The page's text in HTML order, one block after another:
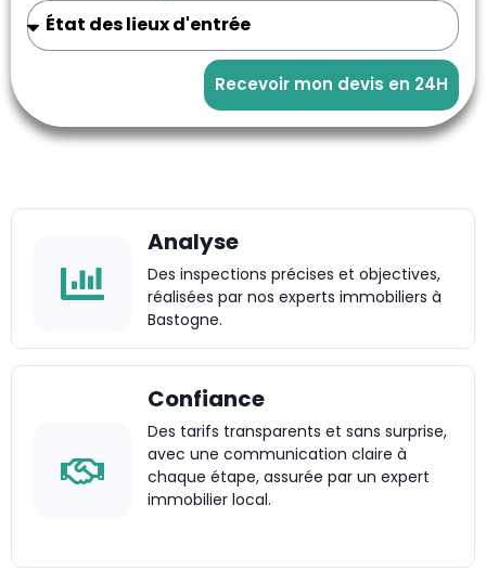
Recevoir mon devis en 24H
Analyse
Des inspections précises et objectives,
réalisées par nos experts immobiliers à
Bastogne.
Confiance
Des tarifs transparents et sans surprise,
avec une communication claire à
chaque étape, assurée par un expert
immobilier local.